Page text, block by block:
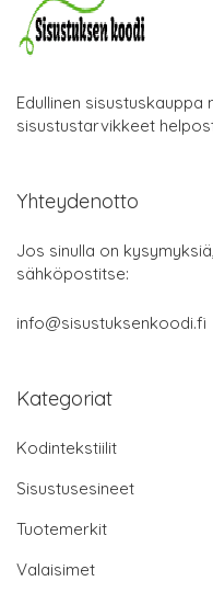
Edullinen
sisustustarvikkeet
Yhteydenotto
Jos sinulla on
sähköpostitse:
info@sisustuksenkoodi.fi
Kategoriat
Kodintekstiilit
Sisustusesineet
Tuotemerkit
Valaisimet